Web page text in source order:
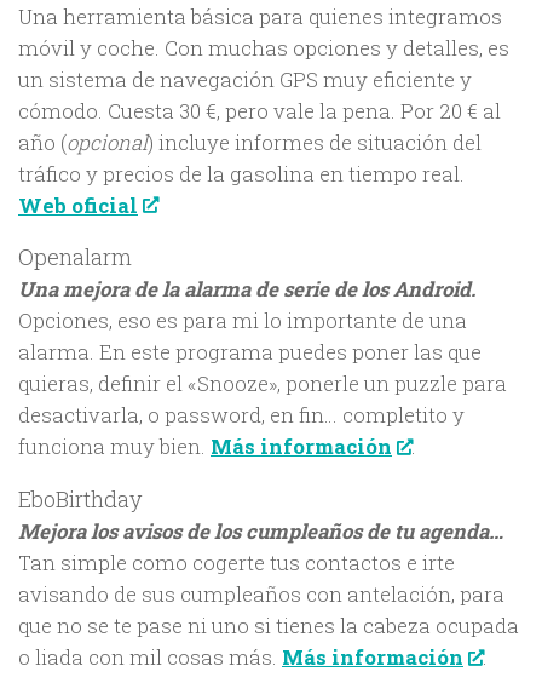
Una herramienta básica para quienes integramos
móvil y coche. Con muchas opciones y detalles, es
un sistema de navegación GPS muy eficiente y
cómodo. Cuesta 30 €, pero vale la pena. Por 20 € al
año (opcional) incluye informes de situación del
tráfico y precios de la gasolina en tiempo real.
Web oficial
Openalarm
Una mejora de la alarma de serie de los Android.
Opciones, eso es para mi lo importante de una
alarma. En este programa puedes poner las que
quieras, definir el «Snooze», ponerle un puzzle para
desactivarla, o password, en fin… completito y
funciona muy bien. Más información .
EboBirthday
Mejora los avisos de los cumpleaños de tu agenda…
Tan simple como cogerte tus contactos e irte
avisando de sus cumpleaños con antelación, para
que no se te pase ni uno si tienes la cabeza ocupada
o liada con mil cosas más. Más información .